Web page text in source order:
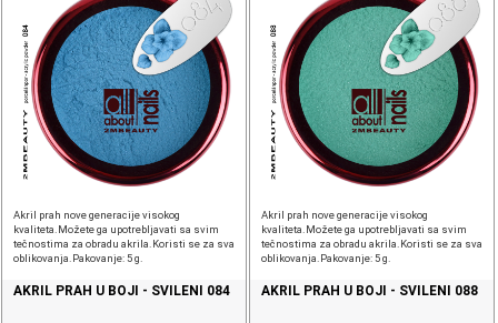
Akril prah nove generacije visokog
kvaliteta.Možete ga upotrebljavati sa svim
tečnostima za obradu akrila.Koristi se za sva
oblikovanja.Pakovanje: 5 g.
AKRIL PRAH U BOJI - SVILENI 084
Akril prah nove generacije visokog
kvaliteta.Možete ga upotrebljavati sa svim
tečnostima za obradu akrila.Koristi se za sva
oblikovanja.Pakovanje: 5 g.
AKRIL PRAH U BOJI - SVILENI 088